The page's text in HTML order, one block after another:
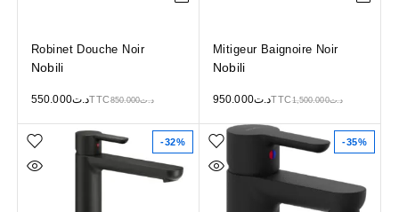
Robinet Douche Noir
Nobili
د.ت850.000 د.ت550.000 TTC
Mitigeur Baignoire Noir
Nobili
د.ت1,500.000 د.ت950.000 TTC
-32% -35%